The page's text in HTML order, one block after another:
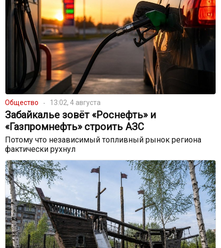
Общество 13:02, 4 августа
Забайкалье зовёт «Роснефть» и
«Газпромнефть» строить АЗС
Потому что независимый топливный рынок региона
фактически рухнул